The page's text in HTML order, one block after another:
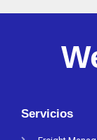
Servicios